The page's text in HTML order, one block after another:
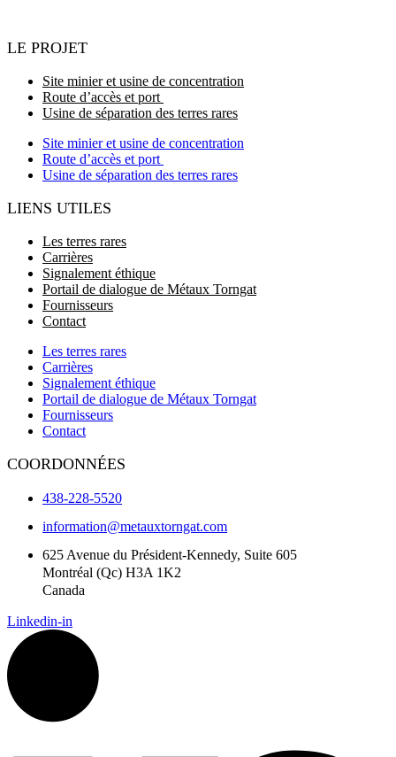
LE PROJET
Site minier et usine de concentration
Route d’accès et port
Usine de séparation des terres rares
Site minier et usine de concentration
Route d’accès et port
Usine de séparation des terres rares
LIENS UTILES
Les terres rares
Carrières
Signalement éthique
Portail de dialogue de Métaux Torngat
Fournisseurs
Contact
Les terres rares
Carrières
Signalement éthique
Portail de dialogue de Métaux Torngat
Fournisseurs
Contact
COORDONNÉES
438-228-5520
information@metauxtorngat.com
625 Avenue du Président-Kennedy, Suite 605
Montréal (Qc) H3A 1K2
Canada
Linkedin-in